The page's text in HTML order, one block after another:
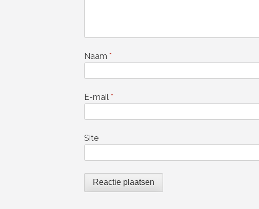
Naam *
E-mail *
Site